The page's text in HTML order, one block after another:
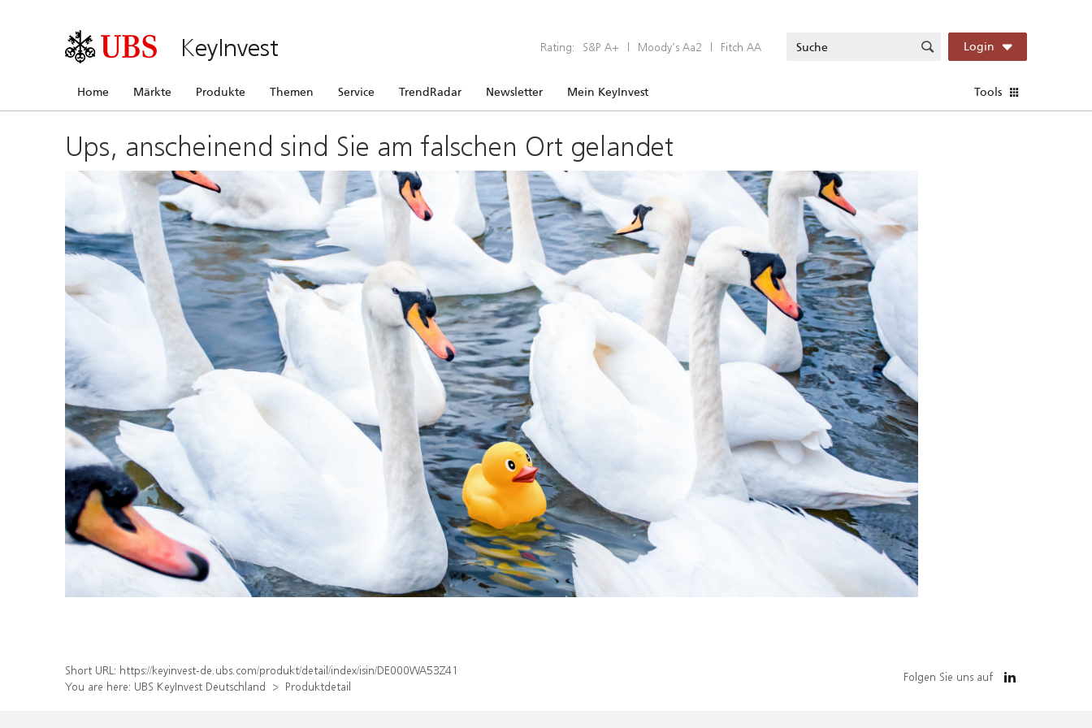
KeyInvest Rating: S&P A+ | Moody’s Aa2 | Fitch AA Login
Home Märkte Produkte Themen Service TrendRadar Newsletter Mein KeyInvest Tools
Ups, anscheinend sind Sie am falschen Ort gelandet
Short URL: https://keyinvest-de.ubs.com/produkt/detail/index/isin/DE000WA53Z41
You are here: UBS KeyInvest Deutschland Produktdetail
Folgen Sie uns auf